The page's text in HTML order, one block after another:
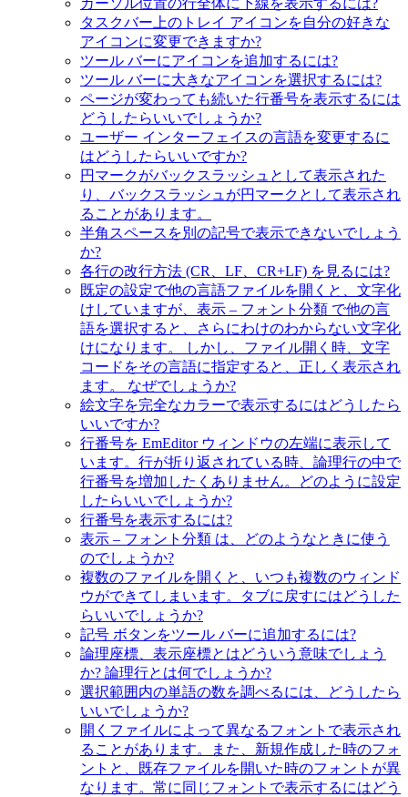
カーソル位置の行全体に下線を表示するには?
タスクバー上のトレイ アイコンを自分の好きな
アイコンに変更できますか?
ツール バーにアイコンを追加するには?
ツール バーに大きなアイコンを選択するには?
ページが変わっても続いた行番号を表示するには
どうしたらいいでしょうか?
ユーザー インターフェイスの言語を変更するに
はどうしたらいいですか?
円マークがバックスラッシュとして表示された
り、バックスラッシュが円マークとして表示され
ることがあります。
半角スペースを別の記号で表示できないでしょう
か?
各行の改行方法 (CR、LF、CR+LF) を見るには?
既定の設定で他の言語ファイルを開くと、文字化
けしていますが、表示 – フォント分類 で他の言
語を選択すると、さらにわけのわからない文字化
けになります。 しかし、ファイル開く時、文字
コードをその言語に指定すると、正しく表示され
ます。 なぜでしょうか?
絵文字を完全なカラーで表示するにはどうしたら
いいですか?
行番号を EmEditor ウィンドウの左端に表示して
います。行が折り返されている時、論理行の中で
行番号を増加したくありません。どのように設定
したらいいでしょうか?
行番号を表示するには?
表示 – フォント分類 は、どのようなときに使う
のでしょうか?
複数のファイルを開くと、いつも複数のウィンド
ウができてしまいます。タブに戻すにはどうした
らいいでしょうか?
記号 ボタンをツール バーに追加するには?
論理座標、表示座標とはどういう意味でしょう
か? 論理行とは何でしょうか?
選択範囲内の単語の数を調べるには、どうしたら
いいでしょうか?
開くファイルによって異なるフォントで表示され
ることがあります。また、新規作成した時のフォ
ントと、既存ファイルを開いた時のフォントが異
なります。常に同じフォントで表示するにはどう